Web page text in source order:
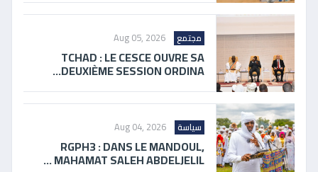
مجتمع Aug 05, 2026
TCHAD : LE CESCE OUVRE SA
DEUXIÈME SESSION ORDINA...
سياسة Aug 04, 2026
RGPH3 : DANS LE MANDOUL,
MAHAMAT SALEH ABDELJELIL ...